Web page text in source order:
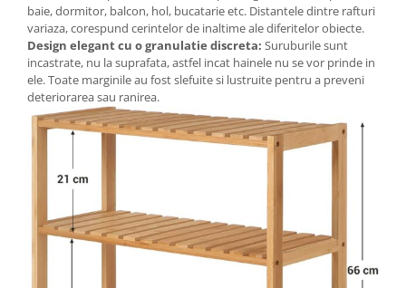
Camera copilului
Mese si scaune pentru copii
Fotolii pentru copii
Depozitare jucarii
Jucarii si accesorii
Mobila copii
Depozitare si organizare
Cutii organizatoare
baie, dormitor, balcon, hol, bucatarie etc. Distantele dintre rafturi
variaza, corespund cerintelor de inaltime ale diferitelor obiecte.
Design elegant cu o granulatie discreta: Suruburile sunt
incastrate, nu la suprafata, astfel incat hainele nu se vor prinde in
ele. Toate marginile au fost slefuite si lustruite pentru a preveni
deteriorarea sau ranirea.